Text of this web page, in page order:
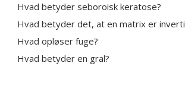
Hvad betyder seboroisk keratose?
Hvad betyder det, at en matrix er
Hvad opløser fuge?
Hvad betyder en gral?